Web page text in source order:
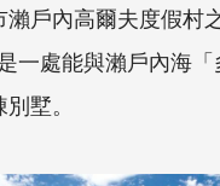
瀨戶內高爾夫度假村
一處能與瀨戶內海
墅。